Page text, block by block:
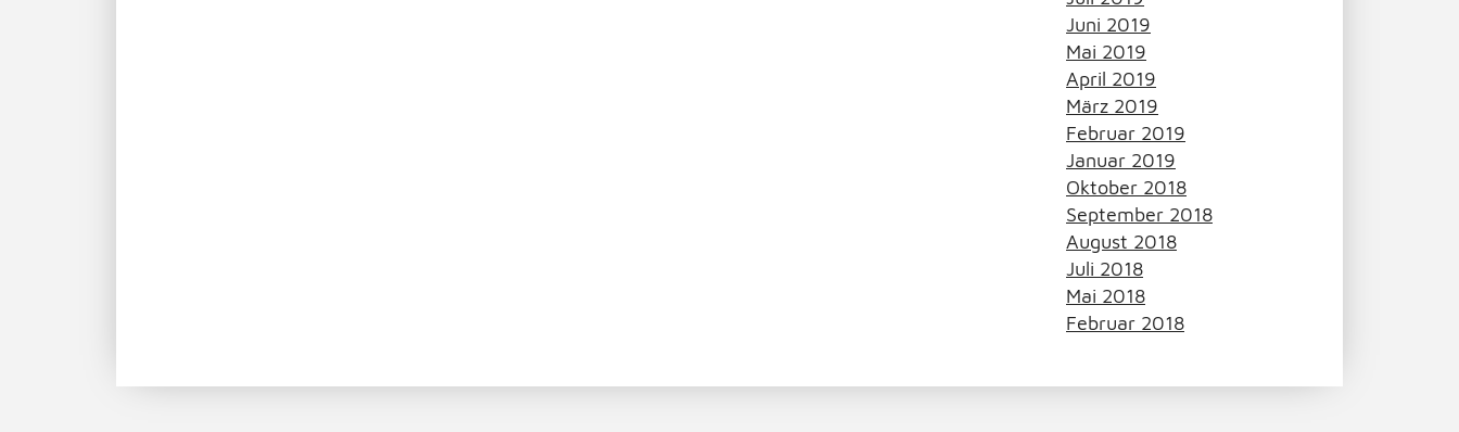
Juni 2019
Mai 2019
April 2019
März 2019
Februar 2019
Januar 2019
Oktober 2018
September 2018
August 2018
Juli 2018
Mai 2018
Februar 2018